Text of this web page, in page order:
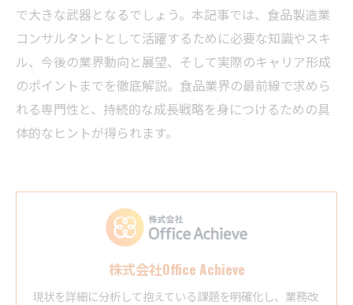
で大きな武器となるでしょう。本記事では、食品製造業
コンサルタントとして活躍するために必要な知識やスキ
ル、今後の業界動向と展望、そして実際のキャリア形成
のポイントまでを徹底解説。食品業界の最前線で求めら
れる専門性と、持続的な成長戦略を身につけるための具
体的なヒントが得られます。
株式会社Office Achieve
現状を詳細に分析して抱えている課題を明確化し、業務改